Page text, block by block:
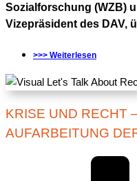
Sozialforschung (WZB)
Vizepräsident des DAV,
>>> Weiterlesen
KRISE UND RECHT
AUFARBEITUNG